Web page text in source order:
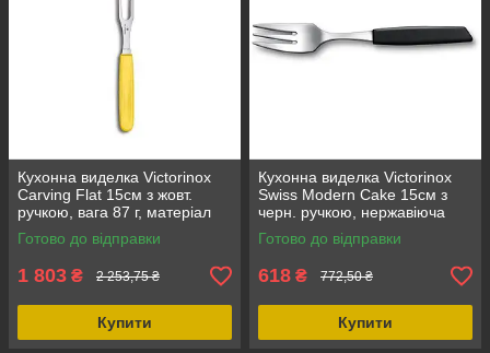
Кухонна виделка Victorinox
Carving Flat 15см з жовт.
ручкою, вага 87 г, матеріал
леза — нержавіюча сталь,
поліпропіленова ручка
Готово до відправки
1 803 ₴ 2 253,75 ₴
Купити
Кухонна виделка Victorinox
Swiss Modern Cake 15см з
черн. ручкою, нержавіюча
сталь, для десертів,
поліпропіленова ручка
Готово до відправки
618 ₴ 772,50 ₴
Купити